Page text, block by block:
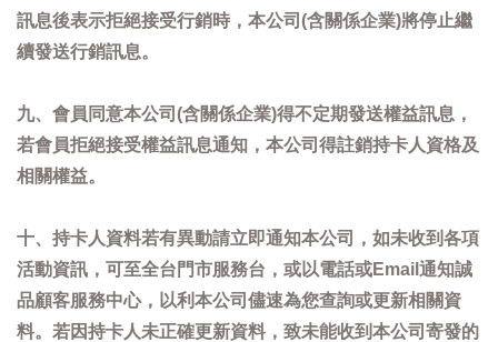
訊息後表示拒絕接受行銷時，本公司(含關係企業)將停止繼
續發送行銷訊息。
九、會員同意本公司(含關係企業)得不定期發送權益訊息，
若會員拒絕接受權益訊息通知，本公司得註銷持卡人資格及
相關權益。
十、持卡人資料若有異動請立即通知本公司，如未收到各項
活動資訊，可至全台門市服務台，或以電話或Email通知誠
品顧客服務中心，以利本公司儘速為您查詢或更新相關資
料。若因持卡人未正確更新資料，致未能收到本公司寄發的